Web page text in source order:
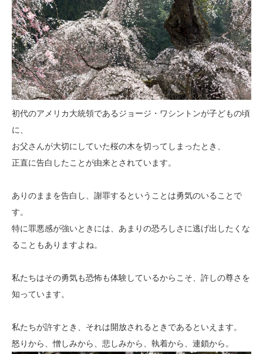
初代のアメリカ大統領であるジョージ・ワシントンが子どもの頃
に、
お父さんが大切にしていた桜の木を切ってしまったとき、
正直に告白したことが由来とされています。
ありのままを告白し、謝罪するということは勇気のいることで
す。
特に罪悪感が強いときには、あまりの恐ろしさに逃げ出したくな
ることもありますよね。
私たちはその勇気も恐怖も体験しているからこそ、許しの尊さを
知っています。
私たちが許すとき、それは開放されるときであるといえます。
怒りから、憎しみから、悲しみから、執着から、連鎖から。